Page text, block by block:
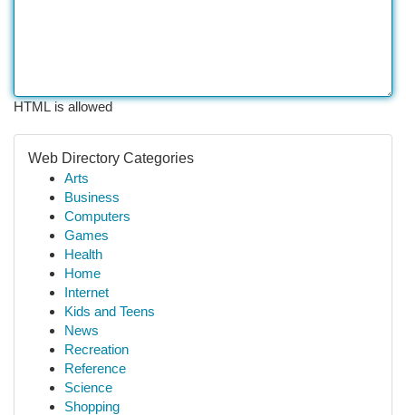
HTML is allowed
Web Directory Categories
Arts
Business
Computers
Games
Health
Home
Internet
Kids and Teens
News
Recreation
Reference
Science
Shopping